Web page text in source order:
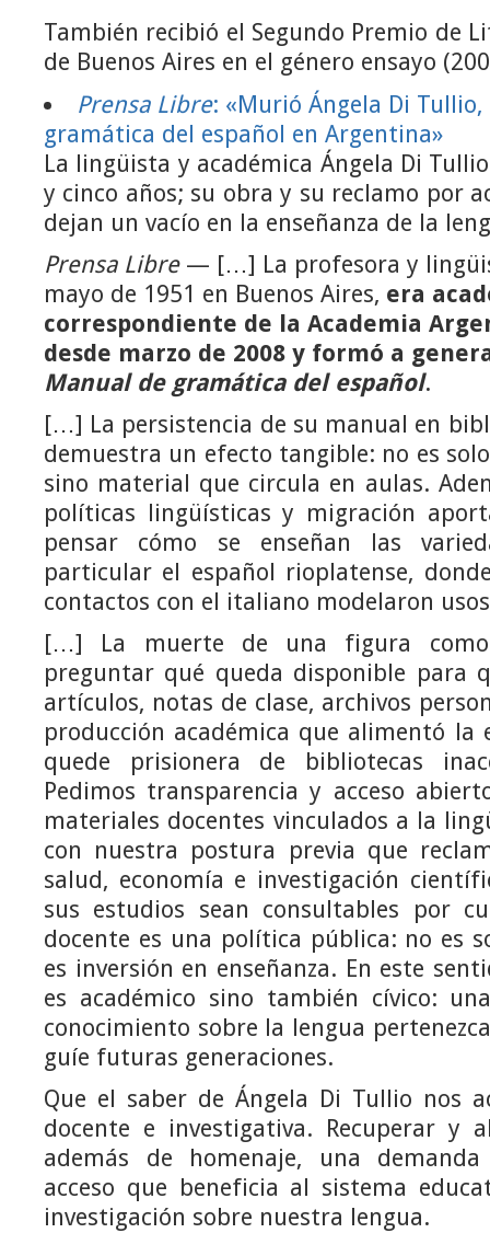
También recibió el Segundo Premio de
de Buenos Aires en el género ensayo
Prensa Libre: «Murió Ángela Di
gramática del español en Argentina»
La lingüista y académica Ángela Di
y cinco años; su obra y su reclamo por
dejan un vacío en la enseñanza de la
Prensa Libre— […] La profesora y
mayo de 1951 en Buenos Aires, era
correspondiente de la Academia
desde marzo de 2008 y formó a
Manual de gramática del español.
[…] La persistencia de su manual en
demuestra un efecto tangible: no es
sino material que circula en aulas.
políticas lingüísticas y migración
pensar cómo se enseñan las
particular el español rioplatense,
contactos con el italiano modelaron
[…] La muerte de una figura
preguntar qué queda disponible para
artículos, notas de clase, archivos
producción académica que alimentó la
quede prisionera de bibliotecas
Pedimos transparencia y acceso
materiales docentes vinculados a la
con nuestra postura previa que
salud, economía e investigación
sus estudios sean consultables por
docente es una política pública: no es
es inversión en enseñanza. En este
es académico sino también cívico:
conocimiento sobre la lengua
guíe futuras generaciones.
Que el saber de Ángela Di Tullio nos
docente e investigativa. Recuperar y
además de homenaje, una
acceso que beneficia al sistema
investigación sobre nuestra lengua.